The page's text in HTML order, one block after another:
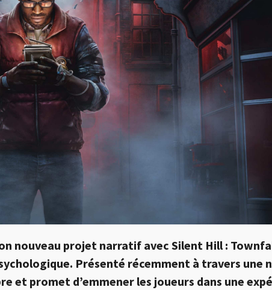
nouveau projet narratif avec Silent Hill :
Présenté récemment à travers une
et promet d’emmener les joueurs dans une